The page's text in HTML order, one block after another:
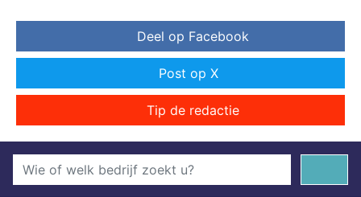
Deel op Facebook
Post op X
Tip de redactie